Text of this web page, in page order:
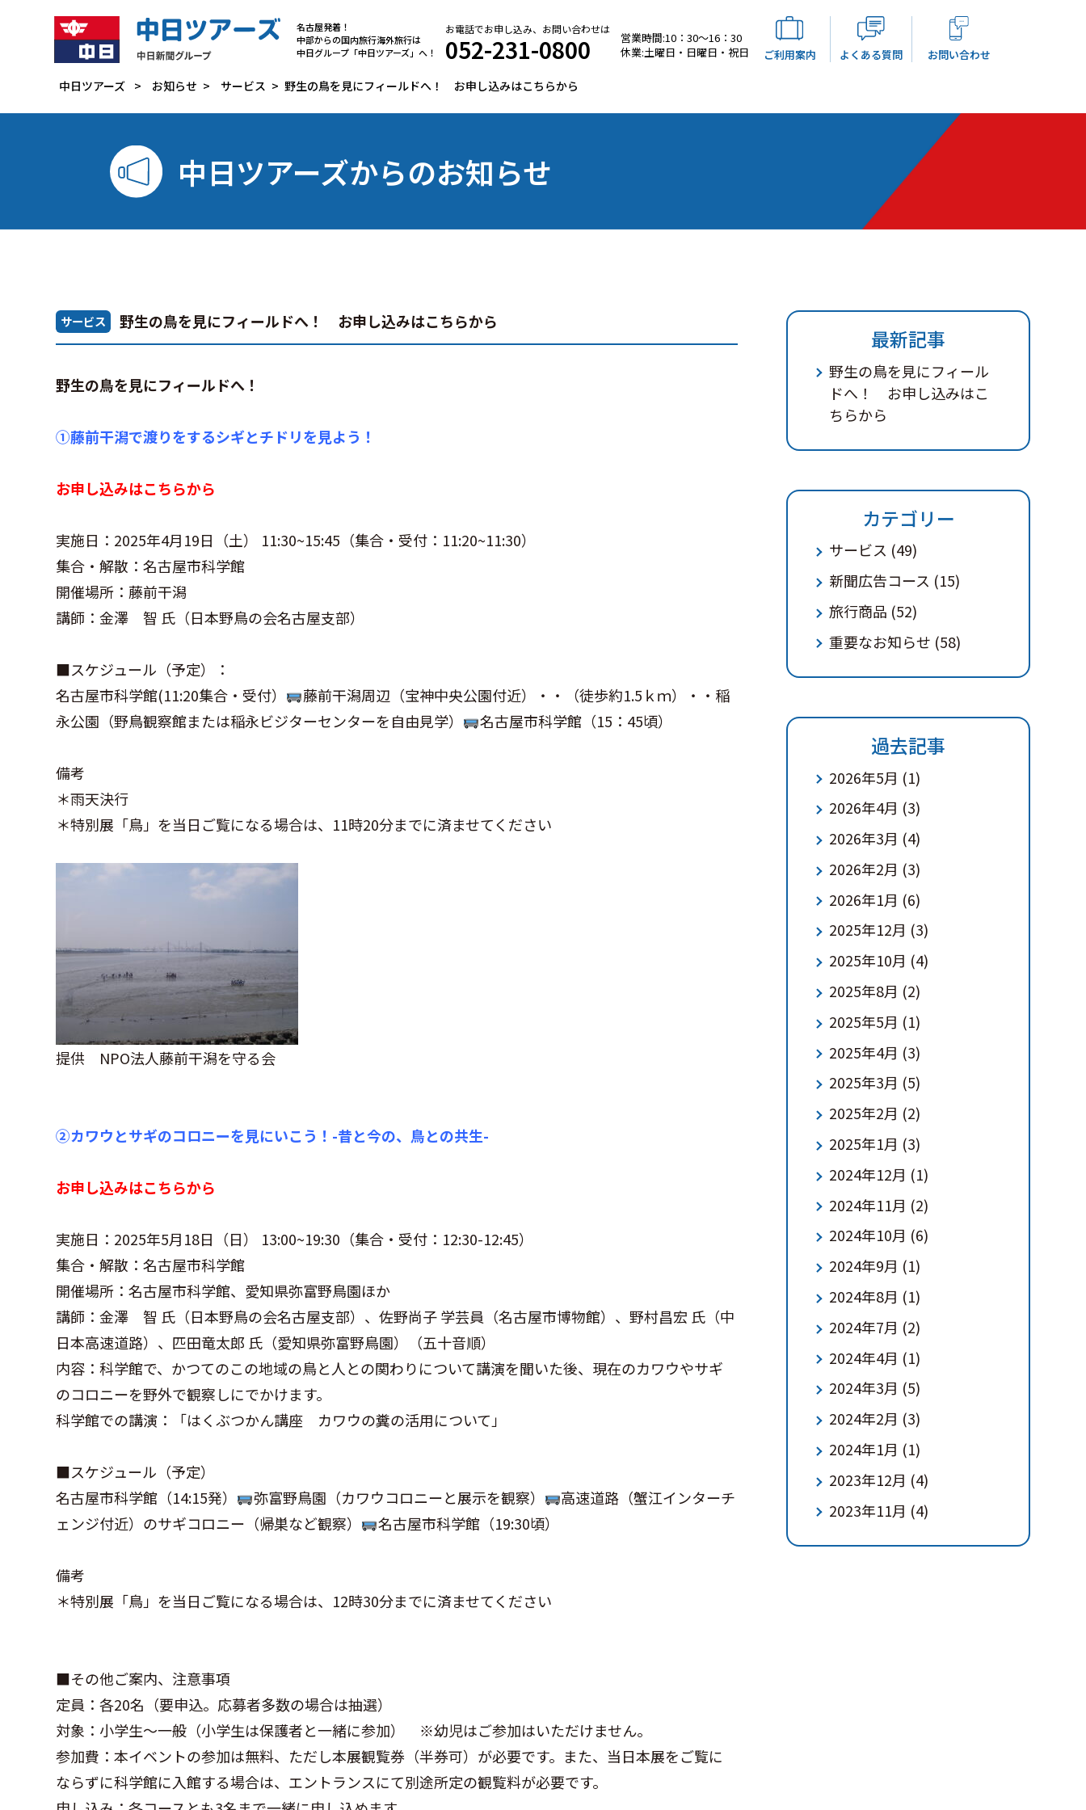
名古屋発着 ！
中部からの国内旅行海外旅行は
中日グループ「中日ツアーズ」へ！
お電話でお申し込み、お問い合わせは
052-231-0800
営業時間:10：30～16：30
休業:土曜日・日曜日・祝日
ご利用案内 よくある質問 お問い合わせ
中日ツアーズ > お知らせ > サービス > 野生の鳥を見にフィールドへ！ お申し込みはこちらから
中日ツアーズからのお知らせ
サービス 野生の鳥を見にフィールドへ！ お申し込みはこちらから
野生の鳥を見にフィールドへ！
①藤前干潟で渡りをするシギとチドリを見よう！
お申し込みはこちらから
実施日：2025年4月19日（土） 11:30~15:45（集合・受付：11:20~11:30）
集合・解散：名古屋市科学館
開催場所：藤前干潟
講師：金澤 智 氏（日本野鳥の会名古屋支部）
■スケジュール（予定）：
名古屋市科学館(11:20集合・受付）
藤前干潟周辺（宝神中央公園付近）・・（徒歩約1.5ｋｍ）・・稲
永公園（野鳥観察館または稲永ビジターセンターを自由見学）
名古屋市科学館（15：45頃）
備考
＊雨天決行
＊特別展「鳥」を当日ご覧になる場合は、11時20分までに済ませてください
提供 NPO法人藤前干潟を守る会
②カワウとサギのコロニーを見にいこう！-昔と今の、鳥との共生-
お申し込みはこちらから
実施日：2025年5月18日（日） 13:00~19:30（集合・受付：12:30-12:45）
集合・解散：名古屋市科学館
開催場所：名古屋市科学館、愛知県弥富野鳥園ほか
講師：金澤 智 氏（日本野鳥の会名古屋支部）、佐野尚子 学芸員（名古屋市博物館）、野村昌宏 氏（中
日本高速道路）、匹田竜太郎 氏（愛知県弥富野鳥園）（五十音順）
内容：科学館で、かつてのこの地域の鳥と人との関わりについて講演を聞いた後、現在のカワウやサギ
のコロニーを野外で観察しにでかけます。
科学館での講演：「はくぶつかん講座 カワウの糞の活用について」
■スケジュール（予定）
名古屋市科学館（14:15発）
弥富野鳥園（カワウコロニーと展示を観察）
高速道路（蟹江インターチ
ェンジ付近）のサギコロニー（帰巣など観察）
名古屋市科学館（19:30頃）
備考
＊特別展「鳥」を当日ご覧になる場合は、12時30分までに済ませてください
■その他ご案内、注意事項
定員：各20名（要申込。応募者多数の場合は抽選）
対象：小学生～一般（小学生は保護者と一緒に参加） ※幼児はご参加はいただけません。
参加費：本イベントの参加は無料、ただし本展観覧券（半券可）が必要です。また、当日本展をご覧に
ならずに科学館に入館する場合は、エントランスにて別途所定の観覧料が必要です。
最新記事
野生の鳥を見にフィール
ドへ！ お申し込みはこ
ちらから
カテゴリー
サービス (49)
新聞広告コース (15)
旅行商品 (52)
重要なお知らせ (58)
過去記事
2026年5月 (1)
2026年4月 (3)
2026年3月 (4)
2026年2月 (3)
2026年1月 (6)
2025年12月 (3)
2025年10月 (4)
2025年8月 (2)
2025年5月 (1)
2025年4月 (3)
2025年3月 (5)
2025年2月 (2)
2025年1月 (3)
2024年12月 (1)
2024年11月 (2)
2024年10月 (6)
2024年9月 (1)
2024年8月 (1)
2024年7月 (2)
2024年4月 (1)
2024年3月 (5)
2024年2月 (3)
2024年1月 (1)
2023年12月 (4)
2023年11月 (4)